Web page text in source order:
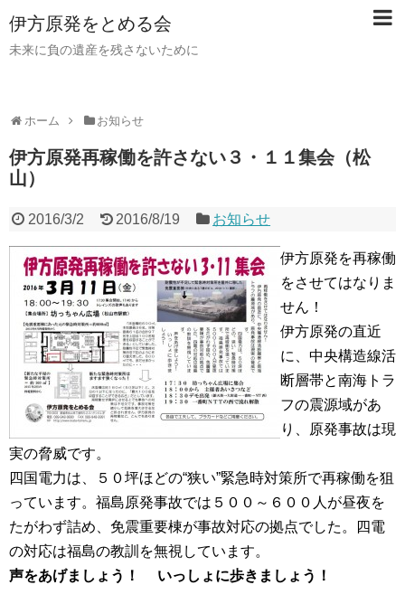
伊方原発をとめる会
未来に負の遺産を残さないために
ホーム お知らせ
伊方原発再稼働を許さない３・１１集会（松
山）
2016/3/2 2016/8/19 お知らせ
伊方原発を再稼働
をさせてはなりま
せん！
伊方原発の直近
に、中央構造線活
断層帯と南海トラ
フの震源域があ
り、原発事故は現
実の脅威です。
四国電力は、５０坪ほどの“狭い”緊急時対策所で再稼働を狙
っています。福島原発事故では５００～６００人が昼夜を
たがわず詰め、免震重要棟が事故対応の拠点でした。四電
の対応は福島の教訓を無視しています。
声をあげましょう！ いっしょに歩きましょう！